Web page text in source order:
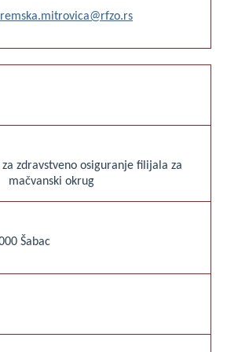
zdravstveno osiguranje filijala za
mačvanski okrug
Šabac